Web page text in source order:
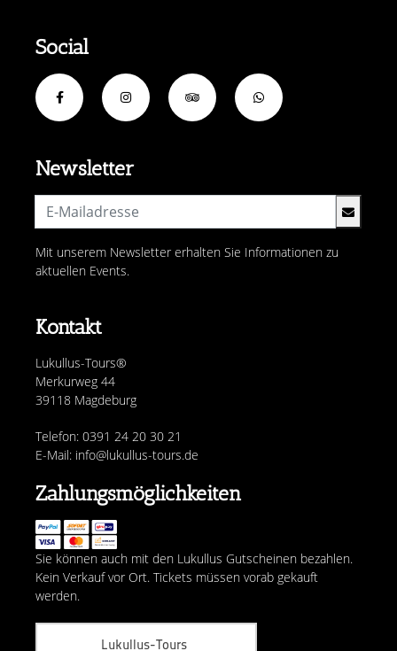
Kontakt
Lukullus-Tours®
Merkurweg 44
39118 Magdeburg
Telefon: 0391 24 20 30 21
E-Mail: info@lukullus-tours.de
Newsletter
Mit unserem Newsletter erhalten Sie Informationen zu
aktuellen Events.
Social
Zahlungsmöglichkeiten
Sie können auch mit den Lukullus Gutscheinen bezahlen.
Kein Verkauf vor Ort. Tickets müssen vorab gekauft
werden.